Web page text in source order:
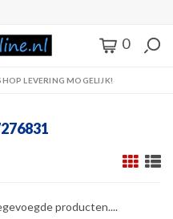
0
LEVERING MOGELIJK!
producten....